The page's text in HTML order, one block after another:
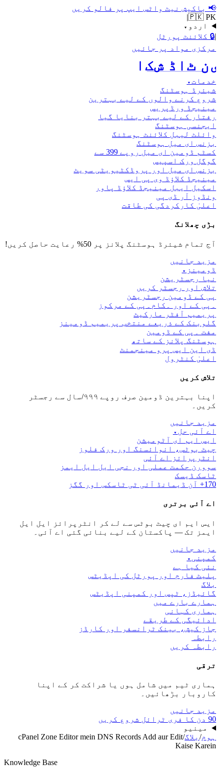
📢 باکیش نیٹ واٹس ایپ پر فالو کریں
🇵🇰 PK
|
اردو ▾
|
🔒 کلائنٹ پورٹل
مرکزی مواد پر جائیں
ڈاٹ نیٹ
خدمات▾
شیئرڈ ہوسٹنگ
شروع کرنے والوں کے لیے بہترین
مینیجڈ ورڈپریس
رفتار کے لیے بہتر بنایا گیا
ایجنسی ہوسٹنگ
وائلٹ لیبل کلائنٹ ہوسٹنگ
بزنس ای میل ہوسٹنگ
کسٹم ڈومین ای میل روپے 399 سے
گوگل ورک اسپیس
بزنس ای میل اور پروڈکٹیویٹی سویٹ
مینیجڈ کلاؤڈ وی پی ایس
اسکیل ایبل مینیجڈ کلاؤڈ پاور
ونڈوز آر ڈی پی
اعلیٰ کارکردگی کی طاقت
بڑی چھلانگ
آج تمام شیئرڈ ہوسٹنگ پلانز پر 50% رعایت حاصل کریں!
مزید جانیں
ڈومینز ▾
نیا رجسٹریشن
تلاش اور رجسٹر کریں
پی کے ڈومین رجسٹریشن
۔پی کے اور ۔کام۔پی کے مرکوز
پریمیم آفٹر مارکیٹ
گلوبنک کے ذریعے منتخب پریمیم ڈومینز
مفت ۔پی کے ڈومین
ہوسٹنگ پلانز کے ساتھ
ڈی این ایس پرو مینجمنٹ
اعلیٰ کنٹرول
تلاش کریں
اپنا بہترین ڈومین صرف روپے ۹۹۹/سال سے رجسٹر
کریں۔
مزید جانیں
اے آئی حل ▾
ایس ایم ای آٹومیشن
چیٹ بوٹس، انوائسنگ اور ورک فلوز
انٹرپرائز اے آئی
سوورن حکمت عملی اور نجی ایل ایل ایمز
ٹاسک ڈیسک
170+ آن ڈیمانڈ آئی ٹی ٹاسکس اور گگز
اے آئی برتری
ایس ایم ای چیٹ بوٹس سے لے کر انٹرپرائز ایل ایل
ایمز تک — پاکستان کے لیے بنائی گئی اے آئی۔
مزید جانیں
کمپنی ▾
نئی کیا ہے
پلیٹ فارم اور پورٹل کی اپڈیٹس
بلاگ
گائیڈز، ٹپس اور کمپنی اپڈیٹس
ہمارے بارے میں
ہماری کہانی
ادائیگی کے طریقے
جاز کیش، بینک ٹرانسفر اور کارڈز
رابطہ
رابطہ کریں
ترقی
ہماری ٹیم میں شامل ہوں یا شراکت کر کے اپنا
کاروبار بڑھائیں۔
مزید جانیں
90 دن کا فری ٹرائل شروع کریں
مینیو
ہوم/ بلاگ/
cPanel Zone Editor mein DNS Records Add aur Edit
Kaise Karein
Knowledge Base